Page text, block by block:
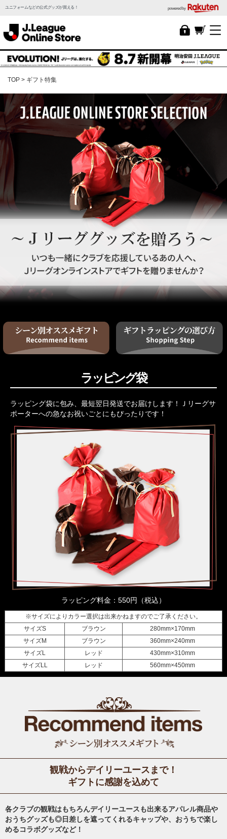
ユニフォームなどの公式グッズが買える！ powered by
TOP ギフト特集
ラッピング袋
ラッピング袋に包み、最短翌日発送でお届けします！Ｊリーグサ
ポーターへの急なお祝いごとにもぴったりです！
ラッピング料金：550円（税込）
※サイズによりカラー選択は出来かねますのでご了承ください。
サイズS
ブラウン
280mm×170mm
サイズM
ブラウン
360mm×240mm
サイズL
レッド
430mm×310mm
サイズLL
レッド 560mm×450mm
観戦からデイリーユースまで！
ギフトに感謝を込めて
各クラブの観戦はもちろんデイリーユースも出来るアパレル商品や
おうちグッズも◎日差しを遮ってくれるキャップや、おうちで楽し
めるコラボグッズなど！